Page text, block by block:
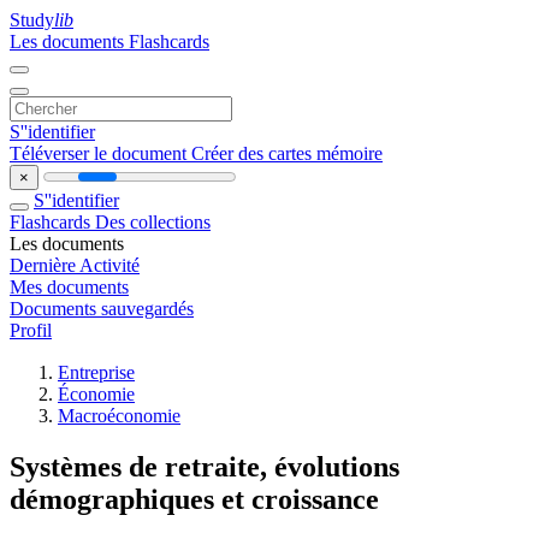
Studylib
Les documents Flashcards
S''identifier
Téléverser le document Créer des cartes mémoire
×
S''identifier
Flashcards Des collections
Les documents
Dernière Activité
Mes documents
Documents sauvegardés
Profil
Entreprise
Économie
Macroéconomie
Systèmes de retraite, évolutions
démographiques et croissance